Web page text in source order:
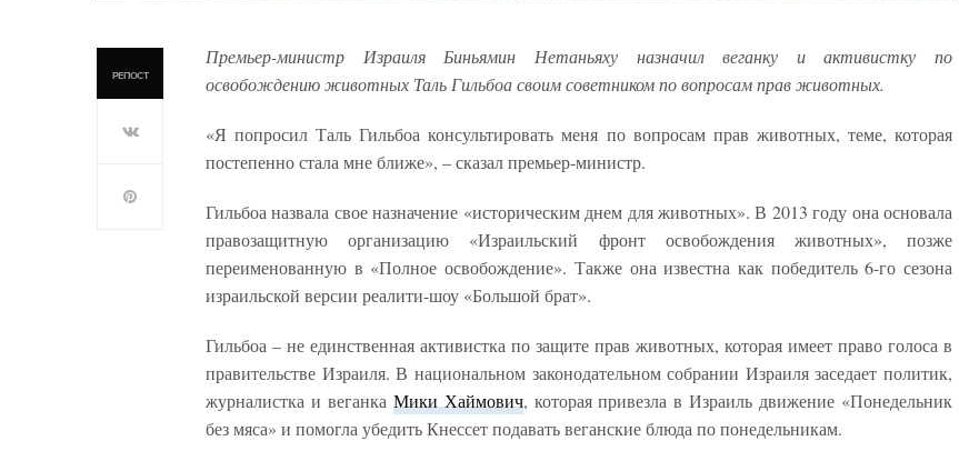
РЕПОСТ
Премьер-министр Израиля Биньямин Нетаньяху назначил веганку и активистку по
освобождению животных Таль Гильбоа своим советником по вопросам прав животных.
«Я попросил Таль Гильбоа консультировать меня по вопросам прав животных, теме, которая
постепенно стала мне ближе», – сказал премьер-министр.
Гильбоа назвала свое назначение «историческим днем ​​для животных». В 2013 году она основала
правозащитную организацию «Израильский фронт освобождения животных», позже
переименованную в «Полное освобождение». Также она известна как победитель 6-го сезона
израильской версии реалити-шоу «Большой брат».
Гильбоа – не единственная активистка по защите прав животных, которая имеет право голоса в
правительстве Израиля. В национальном законодательном собрании Израиля заседает политик,
журналистка и веганка Мики Хаймович, которая привезла в Израиль движение «Понедельник
без мяса» и помогла убедить Кнессет подавать веганские блюда по понедельникам.